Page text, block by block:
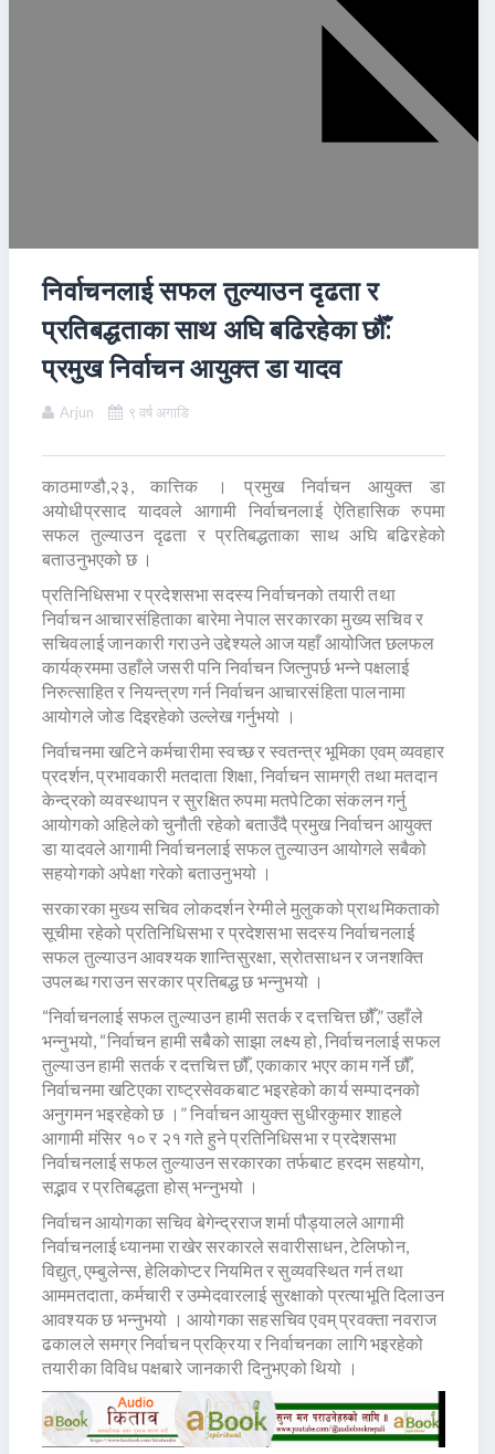
निर्वाचनलाई सफल तुल्याउन दृढता र
प्रतिबद्धताका साथ अघि बढिरहेका छौँ:
प्रमुख निर्वाचन आयुक्त डा यादव
Arjun ९ वर्ष अगाडि
काठमाण्डौ,२३, कात्तिक । प्रमुख निर्वाचन आयुक्त डा
अयोधीप्रसाद यादवले आगामी निर्वाचनलाई ऐतिहासिक रुपमा
सफल तुल्याउन दृढता र प्रतिबद्धताका साथ अघि बढिरहेको
बताउनुभएको छ ।
प्रतिनिधिसभा र प्रदेशसभा सदस्य निर्वाचनको तयारी तथा
निर्वाचन आचारसंहिताका बारेमा नेपाल सरकारका मुख्य सचिव र
सचिवलाई जानकारी गराउने उद्देश्यले आज यहाँ आयोजित छलफल
कार्यक्रममा उहाँले जसरी पनि निर्वाचन जित्नुपर्छ भन्ने पक्षलाई
निरुत्साहित र नियन्त्रण गर्न निर्वाचन आचारसंहिता पालनामा
आयोगले जोड दिइरहेको उल्लेख गर्नुभयो ।
निर्वाचनमा खटिने कर्मचारीमा स्वच्छ र स्वतन्त्र भूमिका एवम् व्यवहार
प्रदर्शन, प्रभावकारी मतदाता शिक्षा, निर्वाचन सामग्री तथा मतदान
केन्द्रको व्यवस्थापन र सुरक्षित रुपमा मतपेटिका संकलन गर्नु
आयोगको अहिलेको चुनौती रहेको बताउँदै प्रमुख निर्वाचन आयुक्त
डा यादवले आगामी निर्वाचनलाई सफल तुल्याउन आयोगले सबैको
सहयोगको अपेक्षा गरेको बताउनुभयो ।
सरकारका मुख्य सचिव लोकदर्शन रेग्मीले मुलुकको प्राथमिकताको
सूचीमा रहेको प्रतिनिधिसभा र प्रदेशसभा सदस्य निर्वाचनलाई
सफल तुल्याउन आवश्यक शान्तिसुरक्षा, स्रोतसाधन र जनशक्ति
उपलब्ध गराउन सरकार प्रतिबद्ध छ भन्नुभयो ।
“निर्वाचनलाई सफल तुल्याउन हामी सतर्क र दत्तचित्त छौँ,” उहाँले
भन्नुभयो, “निर्वाचन हामी सबैको साझा लक्ष्य हो, निर्वाचनलाई सफल
तुल्याउन हामी सतर्क र दत्तचित्त छौँ, एकाकार भएर काम गर्ने छौँ,
निर्वाचनमा खटिएका राष्ट्रसेवकबाट भइरहेको कार्य सम्पादनको
अनुगमन भइरहेको छ ।” निर्वाचन आयुक्त सुधीरकुमार शाहले
आगामी मंसिर १० र २१ गते हुने प्रतिनिधिसभा र प्रदेशसभा
निर्वाचनलाई सफल तुल्याउन सरकारका तर्फबाट हरदम सहयोग,
सद्भाव र प्रतिबद्धता होस् भन्नुभयो ।
निर्वाचन आयोगका सचिव बेगेन्द्रराज शर्मा पौड्यालले आगामी
निर्वाचनलाई ध्यानमा राखेर सरकारले सवारीसाधन, टेलिफोन,
विद्युत्, एम्बुलेन्स, हेलिकोप्टर नियमित र सुव्यवस्थित गर्न तथा
आममतदाता, कर्मचारी र उम्मेदवारलाई सुरक्षाको प्रत्याभूति दिलाउन
आवश्यक छ भन्नुभयो । आयोगका सहसचिव एवम् प्रवक्ता नवराज
ढकालले समग्र निर्वाचन प्रक्रिया र निर्वाचनका लागि भइरहेको
तयारीका विविध पक्षबारे जानकारी दिनुभएको थियो ।